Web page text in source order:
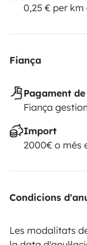
0,25 € per
Fiança
Pagament
Fiança
Import
2000€ o més
Condicions
Les modalitats